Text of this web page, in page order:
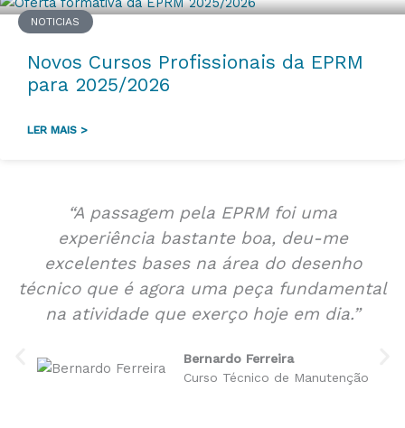
NOTICIAS
Novos Cursos Profissionais da EPRM
para 2025/2026
LER MAIS >
“A passagem pela EPRM foi uma
experiência bastante boa, deu-me
excelentes bases na área do desenho
técnico que é agora uma peça fundamental
na atividade que exerço hoje em dia.”
Bernardo Ferreira
Curso Técnico de Manutenção